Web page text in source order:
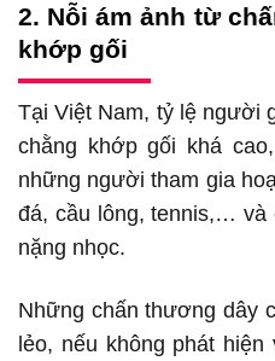
2. Nỗi ám ảnh từ
khớp gối
Tại Việt Nam, tỷ lệ người
chằng khớp gối khá
những người tham gia
đá, cầu lông, tennis,… và
nặng nhọc.
Những chấn thương dây
lẻo, nếu không phát